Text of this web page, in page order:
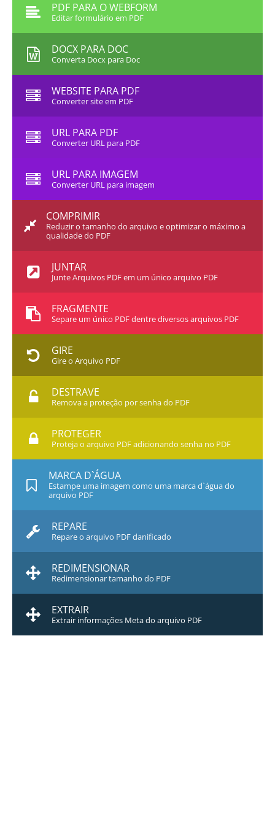
PDF PARA O WEBFORM
Editar formulário em PDF
DOCX PARA DOC
Converta Docx para Doc
WEBSITE PARA PDF
Converter site em PDF
URL PARA PDF
Converter URL para PDF
URL PARA IMAGEM
Converter URL para imagem
COMPRIMIR
Reduzir o tamanho do arquivo e optimizar o máximo a
qualidade do PDF
JUNTAR
Junte Arquivos PDF em um único arquivo PDF
FRAGMENTE
Separe um único PDF dentre diversos arquivos PDF
GIRE
Gire o Arquivo PDF
DESTRAVE
Remova a proteção por senha do PDF
PROTEGER
Proteja o arquivo PDF adicionando senha no PDF
MARCA D`ÁGUA
Estampe uma imagem como uma marca d`água do
arquivo PDF
REPARE
Repare o arquivo PDF danificado
REDIMENSIONAR
Redimensionar tamanho do PDF
EXTRAIR
Extrair informações Meta do arquivo PDF